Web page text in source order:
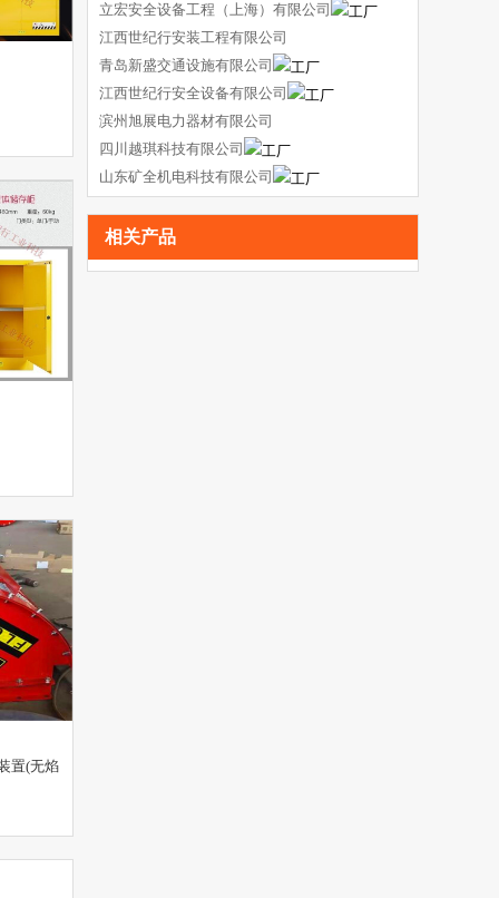
置(无焰
立宏安全设备工程（上海）有限公司
江西世纪行安装工程有限公司
青岛新盛交通设施有限公司
江西世纪行安全设备有限公司
滨州旭展电力器材有限公司
四川越琪科技有限公司
山东矿全机电科技有限公司
相关产品